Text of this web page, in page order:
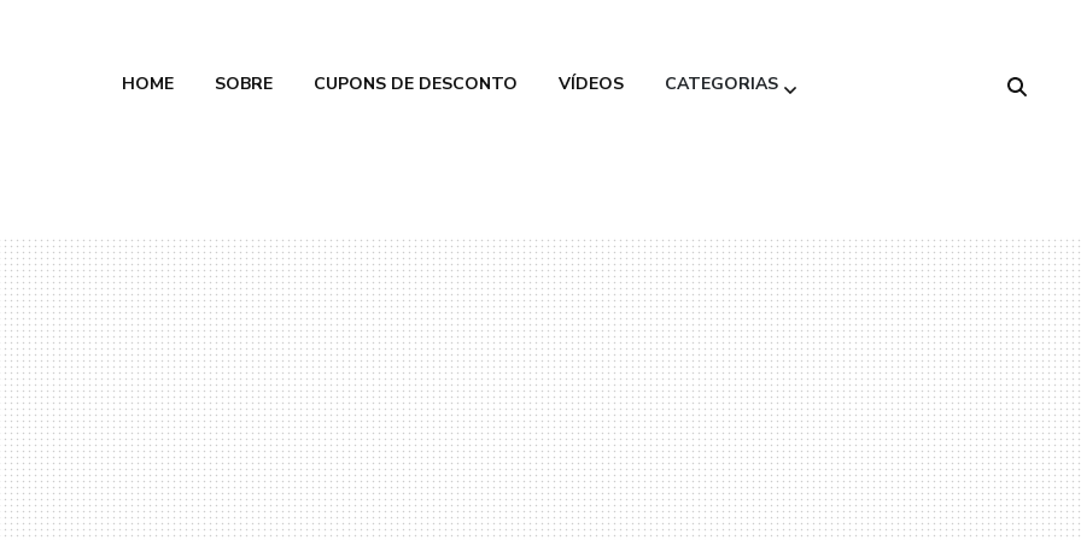
CalmonHOME SOBRE CUPONS DE DESCONTO VÍDEOS CATEGORIAS
Beleza
Decoração
Gastronomia
Moda
Variedades
Viagem